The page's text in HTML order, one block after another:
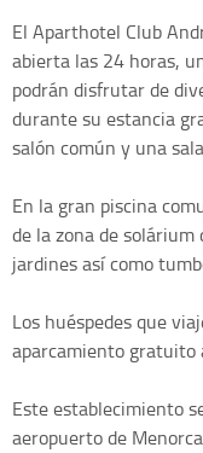
El Aparthotel Club
abierta las 24 horas,
podrán disfrutar de
durante su estancia
salón común y una
En la gran piscina
de la zona de solárium
jardines así como
Los huéspedes que
aparcamiento gratuito
Este establecimiento
aeropuerto de